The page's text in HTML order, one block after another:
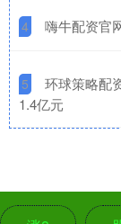
4 嗨牛配资官
5
环球策略配
1.4亿元